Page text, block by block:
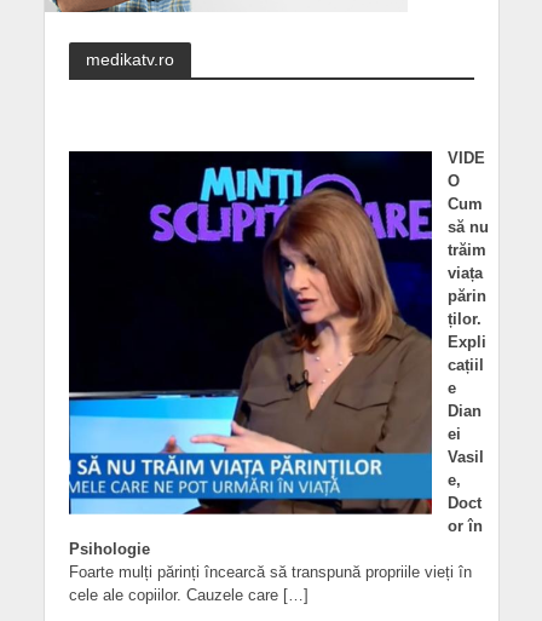
medikatv.ro
VIDE
O
Cum
să nu
trăim
viața
părin
ților.
Expli
cațiil
e
Dian
ei
Vasil
e,
Doct
or în
Psihologie
Foarte mulți părinți încearcă să transpună propriile vieți în
cele ale copiilor. Cauzele care […]